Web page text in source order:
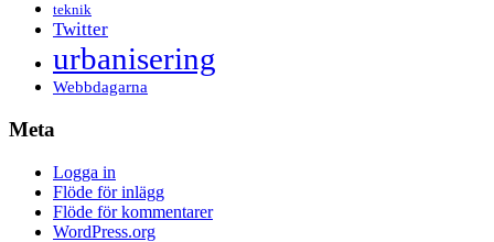
teknik
Twitter
urbanisering
Webbdagarna
Meta
Logga in
Flöde för inlägg
Flöde för kommentarer
WordPress.org